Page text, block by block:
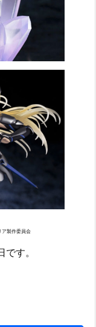
製作委員会
す。